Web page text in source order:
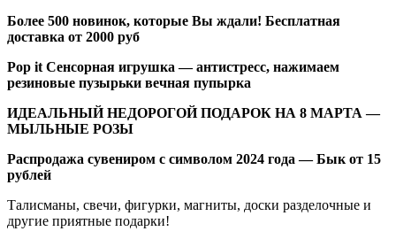
Более 500 новинок, которые Вы ждали! Бесплатная
доставка от 2000 руб
Pop it Сенсорная игрушка — антистресс, нажимаем
резиновые пузырьки вечная пупырка
ИДЕАЛЬНЫЙ НЕДОРОГОЙ ПОДАРОК НА 8 МАРТА —
МЫЛЬНЫЕ РОЗЫ
Распродажа сувениром с символом 2024 года — Бык от 15
рублей
Талисманы, свечи, фигурки, магниты, доски разделочные и
другие приятные подарки!